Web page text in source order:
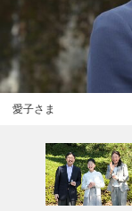
愛子さま